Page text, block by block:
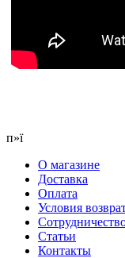
п»ї
О магазине
Доставка
Оплата
Условия
Статьи
Контакты